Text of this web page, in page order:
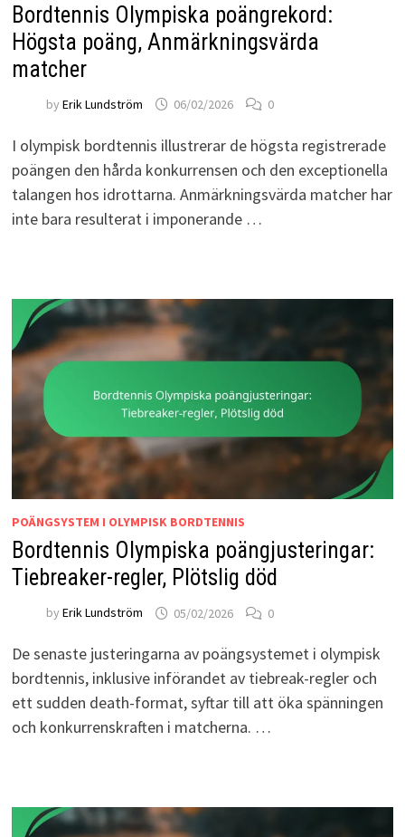
Bordtennis Olympiska poängrekord:
Högsta poäng, Anmärkningsvärda
matcher
by Erik Lundström 06/02/2026 0
I olympisk bordtennis illustrerar de högsta registrerade
poängen den hårda konkurrensen och den exceptionella
talangen hos idrottarna. Anmärkningsvärda matcher har
inte bara resulterat i imponerande …
POÄNGSYSTEM I OLYMPISK BORDTENNIS
Bordtennis Olympiska poängjusteringar:
Tiebreaker-regler, Plötslig död
by Erik Lundström 05/02/2026 0
De senaste justeringarna av poängsystemet i olympisk
bordtennis, inklusive införandet av tiebreak-regler och
ett sudden death-format, syftar till att öka spänningen
och konkurrenskraften i matcherna. …